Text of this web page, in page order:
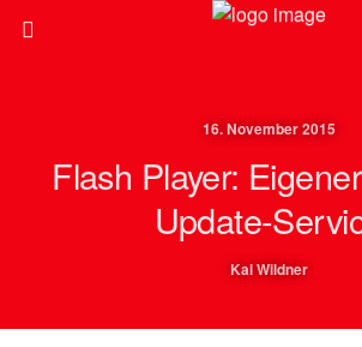
16. November 2015
Flash Player:
Update-
Kai Wildner